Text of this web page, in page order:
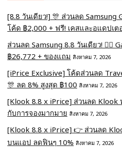
[8.8 วันเดียว!] 🎊 ส่วนลด Samsung
โค้ด ฿2,000 + ฟรี! เคสและอแดปเต
ส่วนลด Samsung 8.8 วันเดียว! ❤️‍🔥
฿26,772 + ของแถม สิงหาคม 7, 2026
[iPrice Exclusive] โค้ดส่วนลด
🎊 ลด 8% สูงสุด​ ฿100 สิงหาคม 7, 2026
[Klook 8.8 x iPrice] ส่วนลด Klook
กับการจองมากมาย สิงหาคม 7, 2026
[Klook 8.8 x iPrice] 👉 ส่วนลด
บนแอป ลดฟินๆ 10% สิงหาคม 7, 2026